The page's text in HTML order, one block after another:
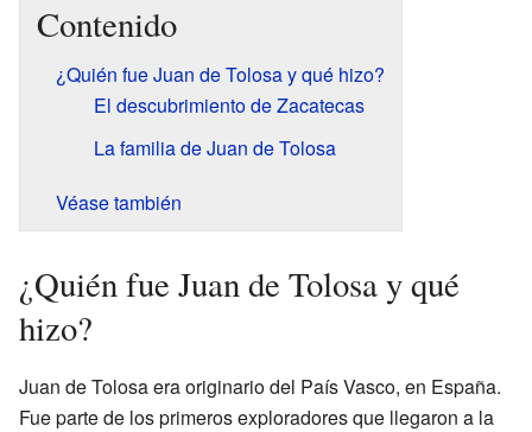
Contenido
¿Quién fue Juan de Tolosa y qué hizo?
El descubrimiento de Zacatecas
La familia de Juan de Tolosa
Véase también
¿Quién fue Juan de Tolosa y qué
hizo?
Juan de Tolosa era originario del País Vasco, en España.
Fue parte de los primeros exploradores que llegaron a la